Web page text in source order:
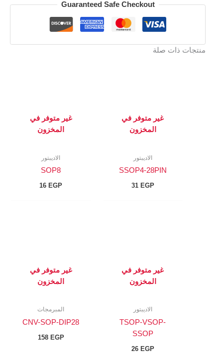
Guaranteed Safe Checkout
منتجات ذات صلة
غير متوفر في
المخزون
الاديبتور
SSOP4-28PIN
31 EGP
غير متوفر في
المخزون
الاديبتور
SOP8
16 EGP
غير متوفر في
المخزون
الاديبتور
TSOP-VSOP-
SSOP
26 EGP
غير متوفر في
المخزون
المبرمجات
CNV-SOP-DIP28
158 EGP